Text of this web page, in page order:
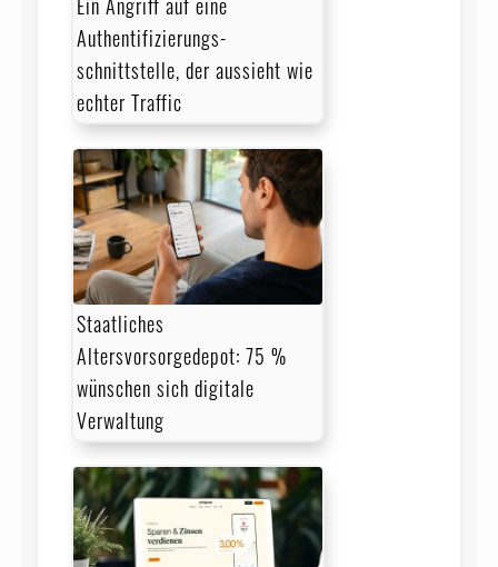
Authentifizierungs­
schnittstelle, der aussieht wie
echter Traffic
Staatliches
Altersvorsorgedepot: 75 %
wünschen sich digitale
Verwaltung